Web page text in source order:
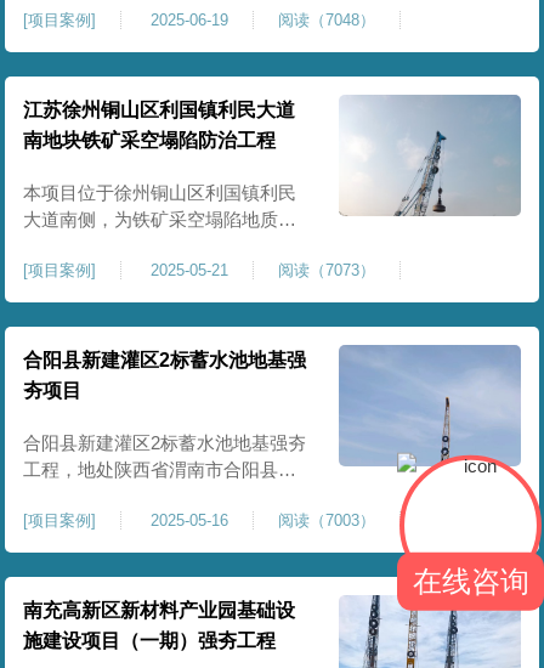
积约 20000 平方米，采用满场强夯
加固方式改善场地工程地质条件，
有效提高地基承载力、控制不均匀
沉降，满足变电站各类构支架、电
气设备及配套设施建设标准。本项
目是嵩县重要电力基础设施，投运
后优化区域电网布局，增强当
[项目案例] 2025-06-19 阅读（7048）
江苏徐州铜山区利国镇利民大道
南地块铁矿采空塌陷防治工程
本项目位于徐州铜山区利国镇利民
大道南侧，为铁矿采空塌陷地质灾
35000㎡。针对区域铁矿开采遗留的
地层松散、裂隙发育、塌陷沉降等
隐患，采用强夯工艺加固场地地
基，消除采空地质风险，提升场地
整体稳定性与承载力，彻底改善地
块建设条件，实现矿区地质灾害治
理与土地安全利用。
[项目案例] 2025-05-21 阅读（7073）
合阳县新建灌区2标蓄水池地基强
夯项目
合阳县新建灌区2标蓄水池地基强夯
工程，地处陕西省渭南市合阳县，
的关键前置工程，主要服务于片区
农业灌溉蓄水配套建设，为后续蓄
水池主体施工筑牢地基基础，保障
灌区水利设施长期稳定运行。本工
程核心施工内容为蓄水池场地地基
强夯加固处理，总强夯施工面积
[项目案例] 2025-05-16 阅读（7003）
南充高新区新材料产业园基础设
施建设项目（一期）强夯工程
在线咨询